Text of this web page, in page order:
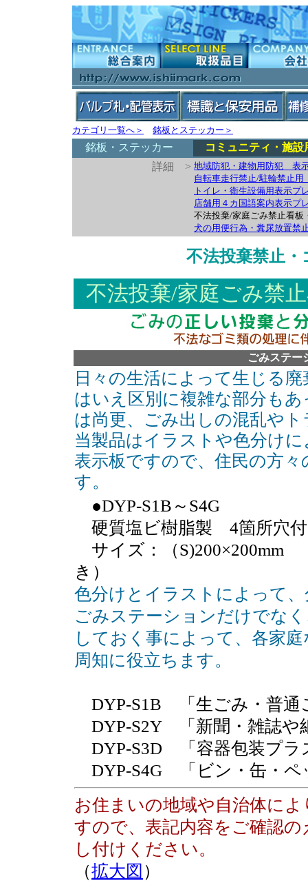
カテゴリ一覧へ＞ 銘板とステッカー＞
銘板・ステッカー
コミュニティ・施設
詳細 > 地域防犯・建物用防犯 表
自転車走行禁止/駐輪禁止
トイレ・衛生設備用表示プ
店舗用４カ国語案内表示プ
不法投棄/家庭ごみ禁止看板
犬の用便行為・糞尿放置禁
不法投棄禁止
不法投棄/家庭ごみ禁
ごみステ
日々の生活によって生じる
はいえ区別に複雑な部分も
は尚更、ごみ出しの混乱や
当製品はイラストや色分け
表示板ですので、住民の方
す。
●DYP-S1B～S4G
硬質塩ビ樹脂製 4箇所穴
サイズ：（S)200×200mm
き）
色分けとイラストによって
ごみステーションだけでな
しておく事によって、各家
周知に役立ちます。
DYP-S1B 「生ごみ・普通
DYP-S2Y 「新聞・雑誌や
DYP-S3D 「容器包装プラ
DYP-S4G 「ビン・缶・ペ
お住まいの地域や自治体に
すので、表記内容をご確認
し付けください。
（拡大図 ）